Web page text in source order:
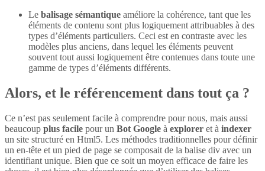
Le balisage sémantique améliore la cohérence, tant que les
éléments de contenu sont plus logiquement attribuables à des
types d’éléments particuliers. Ceci est en contraste avec les
modèles plus anciens, dans lequel les éléments peuvent
souvent tout aussi logiquement être contenues dans toute une
gamme de types d’éléments différents.
Alors, et le référencement dans tout ça ?
Ce n’est pas seulement facile à comprendre pour nous, mais aussi
beaucoup plus facile pour un Bot Google à explorer et à indexer
un site structuré en Html5. Les méthodes traditionnelles pour définir
un en-tête et un pied de page se composait de la balise div avec un
identifiant unique. Bien que ce soit un moyen efficace de faire les